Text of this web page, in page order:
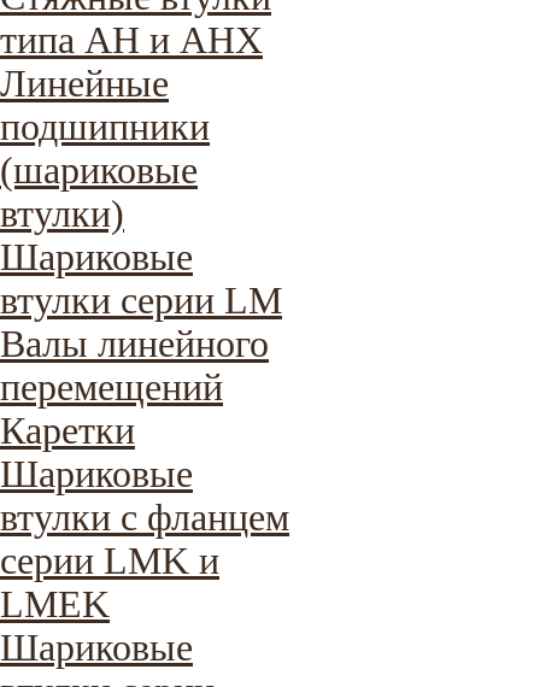
типа AH и AHX
Линейные
подшипники
(шариковые
втулки)
Шариковые
втулки серии LM
Валы линейного
перемещений
Каретки
Шариковые
втулки с фланцем
серии LMK и
LMEK
Шариковые